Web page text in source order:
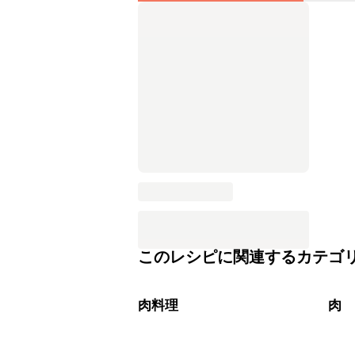
このレシピに関連するカテゴ
肉料理 肉